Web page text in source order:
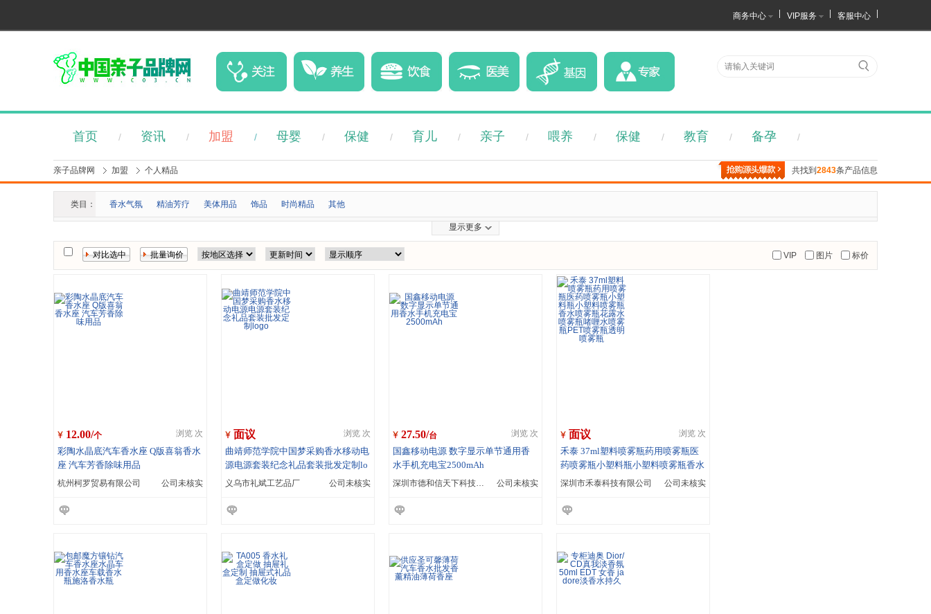
商务中心 VIP服务 客服中心
首页 / 资讯 / 加盟 / 母婴 / 保健 / 育儿 / 亲子 / 喂养 / 保健 / 教育 / 备孕 /
亲子品牌网 加盟 个人精品 共找到 2843条产品信息
类目： 香水气氛 精油芳疗 美体用品 饰品 时尚精品 其他
显示更多
标价
图片
VIP
12.00/个 浏览 次
彩陶水晶底汽车香水座 Q版喜翁香水
座 汽车芳香除味用品
杭州柯罗贸易有限公司 公司未核实
面议 浏览 次
曲靖师范学院中国梦采购香水移动电
源电源套装纪念礼品套装批发定制lo
go
义乌市礼斌工艺品厂 公司未核实
27.50/台 浏览 次
国鑫移动电源 数字显示单节通用香
水手机充电宝2500mAh
深圳市德和信天下科技有限公司 公司未核实
面议 浏览 次
禾泰 37ml塑料喷雾瓶药用喷雾瓶医
药喷雾瓶小塑料瓶小塑料喷雾瓶香水
喷雾瓶花露水喷雾瓶啫喱水喷雾瓶PE
深圳市禾泰科技有限公司 公司未核实